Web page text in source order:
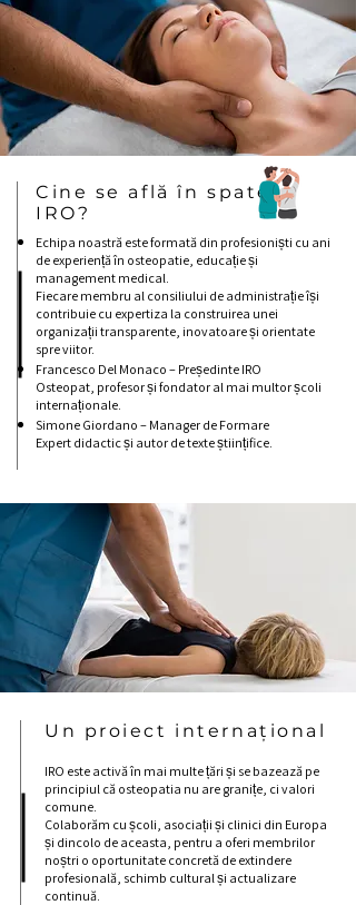
Cine se află în spatele
IRO?
Echipa noastră este formată din profesioniști cu ani
de experiență în osteopatie, educație și
management medical.
Fiecare membru al consiliului de administrație își
contribuie cu expertiza la construirea unei
organizații transparente, inovatoare și orientate
spre viitor.
Francesco Del Monaco – Președinte IRO
Osteopat, profesor și fondator al mai multor școli
internaționale.
Simone Giordano – Manager de Formare
Expert didactic și autor de texte științifice.
Un proiect internațional
IRO este activă în mai multe țări și se bazează pe
principiul că osteopatia nu are granițe, ci valori
comune.
Colaborăm cu școli, asociații și clinici din Europa
și dincolo de aceasta, pentru a oferi membrilor
noștri o oportunitate concretă de extindere
profesională, schimb cultural și actualizare
continuă.